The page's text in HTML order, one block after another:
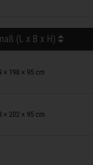
(L x B x H)
× 198 × 95 cm
× 202 × 95 cm